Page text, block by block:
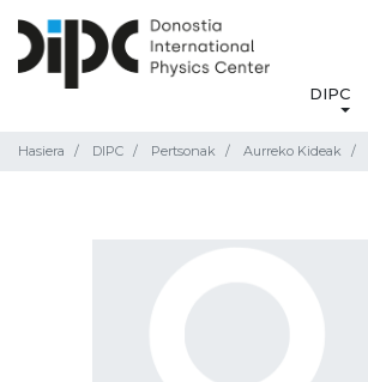
DIPC
Hasiera DIPC Pertsonak Aurreko Kideak